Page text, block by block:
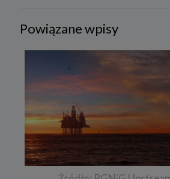
Powiązane wpisy